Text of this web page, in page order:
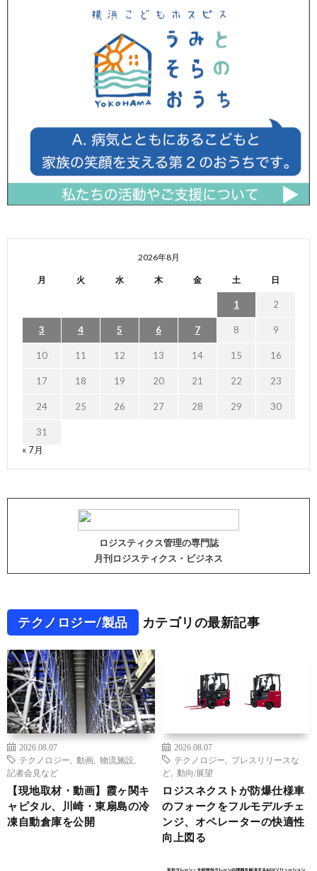
2026年8月
月 火 水 木 金 土 日
1 2
3 4 5 6 7 8 9
10 11 12 13 14 15 16
17 18 19 20 21 22 23
24 25 26 27 28 29 30
31
« 7月
ロジスティクス管理の専門誌
月刊ロジスティクス・ビジネス
テクノロジー/製品 カテゴリの最新記事
2026.08.07
テクノロジー
動画 物流施設
記者会見など
【現地取材・動画】霞ヶ関キ
ャピタル、川崎・東扇島の冷
凍自動倉庫を公開
2026.08.07
テクノロジー
プレスリリースな
ど
動向/展望
ロジスネクストが防爆仕様車
のフォークをフルモデルチェ
ンジ、オペレーターの快適性
向上図る